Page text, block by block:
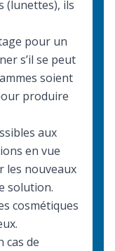
(lunettes), ils
pour un
s’il se peut
soient
produire
aux
en vue
les nouveaux
solution.
cosmétiques
cas de